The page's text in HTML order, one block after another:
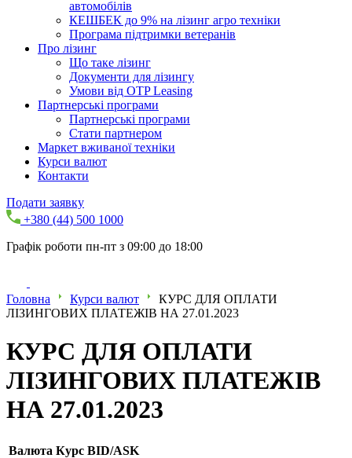
автомобілів
КЕШБЕК до 9% на лізинг агро техніки
Програма підтримки ветеранів
Про лізинг
Що таке лізинг
Документи для лізингу
Умови від OTP Leasing
Партнерські програми
Партнерські програми
Стати партнером
Маркет вживаної техніки
Курси валют
Контакти
Подати заявку
+380 (44) 500 1000
Графік роботи пн-пт з 09:00 до 18:00
Головна Курси валют
КУРС ДЛЯ ОПЛАТИ
ЛІЗИНГОВИХ ПЛАТЕЖІВ НА 27.01.2023
КУРС ДЛЯ ОПЛАТИ
ЛІЗИНГОВИХ ПЛАТЕЖІВ
НА 27.01.2023
Валюта Курс BID/ASK